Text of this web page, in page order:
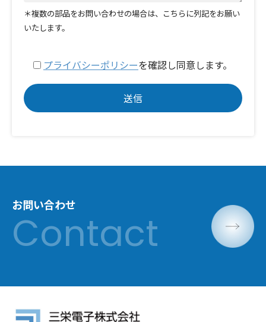
＊複数の部品をお問い合わせの場合は、こちらに列記をお願い
いたします。
プライバシーポリシーを確認し同意します。
お問い合わせ